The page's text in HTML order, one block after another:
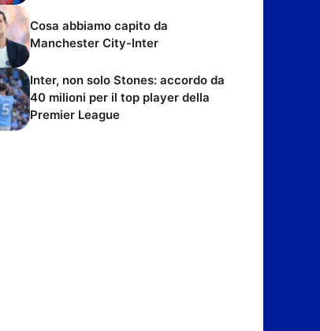
Cosa abbiamo capito da
Manchester City-Inter
Inter, non solo Stones: accordo da
40 milioni per il top player della
Premier League